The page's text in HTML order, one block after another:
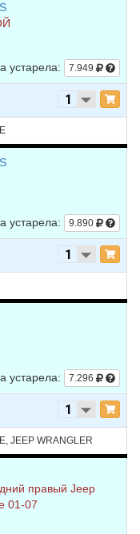
устарела: 7.949
устарела: 9.890
устарела: 7.296
JEEP WRANGLER
правый Jeep
01-07